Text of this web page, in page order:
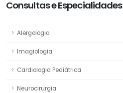
Consultas e Especialidades
Alergologia
Imagiologia
Cardiologia Pediátrica
Neurocirurgia